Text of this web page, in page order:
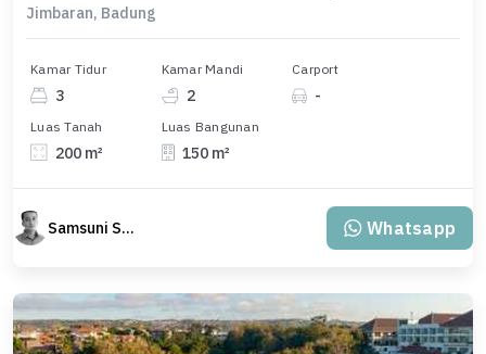
Jimbaran, Badung
Kamar Tidur
3
Kamar Mandi
2
Carport
-
Luas Tanah
200 m²
Luas Bangunan
150 m²
Samsuni Samsuni Whatsapp